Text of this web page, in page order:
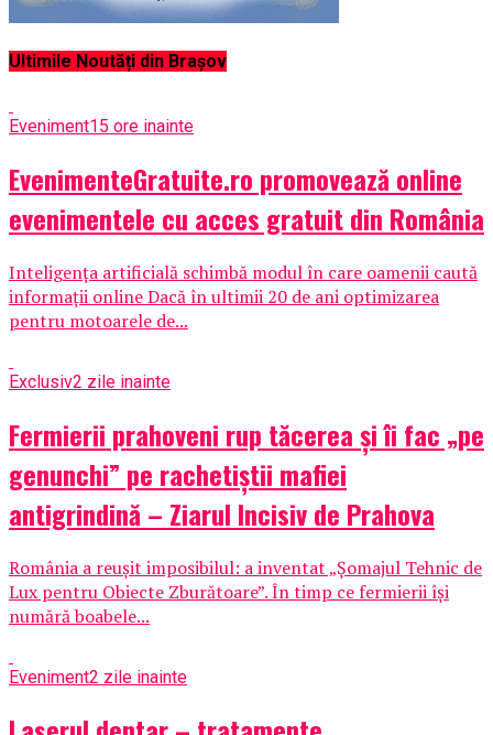
Ultimile Noutăți din Brașov
Eveniment15 ore inainte
EvenimenteGratuite.ro promovează online
evenimentele cu acces gratuit din România
Inteligența artificială schimbă modul în care oamenii caută
informații online Dacă în ultimii 20 de ani optimizarea
pentru motoarele de...
Exclusiv2 zile inainte
Fermierii prahoveni rup tăcerea și îi fac „pe
genunchi” pe rachetiștii mafiei
antigrindină – Ziarul Incisiv de Prahova
România a reușit imposibilul: a inventat „Șomajul Tehnic de
Lux pentru Obiecte Zburătoare”. În timp ce fermierii își
numără boabele...
Eveniment2 zile inainte